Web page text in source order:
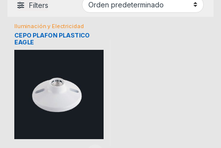
Filters
Iluminación y Electricidad
CEPO PLAFON PLASTICO
EAGLE